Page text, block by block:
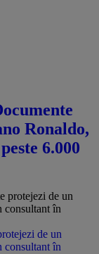
Ronaldo,
6.000
de un
consultant în